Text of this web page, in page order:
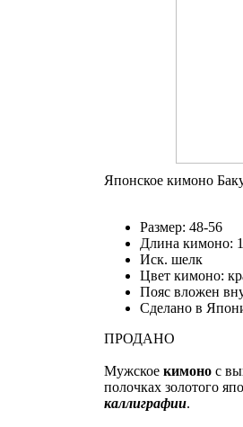
Японское кимоно
Размер: 48-56
Длина кимоно:
Иск. шелк
Цвет кимоно:
Пояс вложен
Сделано в
ПРОДАНО
Мужское кимонос
полочках золотого
каллиграфии.